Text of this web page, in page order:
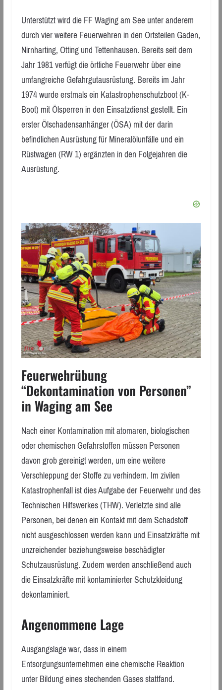
Unterstützt wird die FF Waging am See unter anderem
durch vier weitere Feuerwehren in den Ortsteilen Gaden,
Nirnharting, Otting und Tettenhausen. Bereits seit dem
Jahr 1981 verfügt die örtliche Feuerwehr über eine
umfangreiche Gefahrgutausrüstung. Bereits im Jahr
1974 wurde erstmals ein Katastrophenschutzboot (K-
Boot) mit Ölsperren in den Einsatzdienst gestellt. Ein
erster Ölschadensanhänger (ÖSA) mit der darin
befindlichen Ausrüstung für Mineralölunfälle und ein
Rüstwagen (RW 1) ergänzten in den Folgejahren die
Ausrüstung.
Feuerwehrübung
“Dekontamination von Personen”
in Waging am See
Nach einer Kontamination mit atomaren, biologischen
oder chemischen Gefahrstoffen müssen Personen
davon grob gereinigt werden, um eine weitere
Verschleppung der Stoffe zu verhindern. Im zivilen
Katastrophenfall ist dies Aufgabe der Feuerwehr und des
Technischen Hilfswerkes (THW). Verletzte sind alle
Personen, bei denen ein Kontakt mit dem Schadstoff
nicht ausgeschlossen werden kann und Einsatzkräfte mit
unzreichender beziehungsweise beschädigter
Schutzausrüstung. Zudem werden anschließend auch
die Einsatzkräfte mit kontaminierter Schutzkleidung
dekontaminiert.
Angenommene Lage
Ausgangslage war, dass in einem
Entsorgungsunternehmen eine chemische Reaktion
unter Bildung eines stechenden Gases stattfand.